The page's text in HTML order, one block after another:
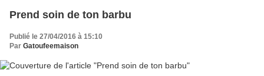
Prend soin de ton barbu
Publié le 27/04/2016 à 15:10
Par Gatoufeemaison